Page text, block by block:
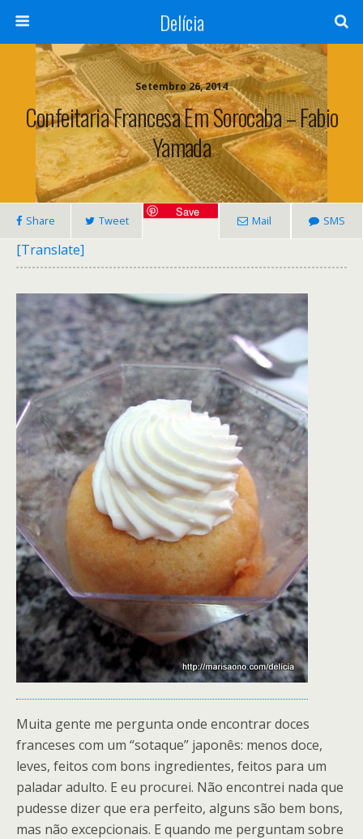
Delícia
Setembro 26, 2014
Confeitaria Francesa Em Sorocaba – Fabio
Yamada
Share Tweet
Save
Mail SMS
[Translate]
Muita gente me pergunta onde encontrar doces
franceses com um “sotaque” japonês: menos doce,
leves, feitos com bons ingredientes, feitos para um
paladar adulto. E eu procurei. Não encontrei nada que
pudesse dizer que era perfeito, alguns são bem bons,
mas não excepcionais. E quando me perguntam sobre